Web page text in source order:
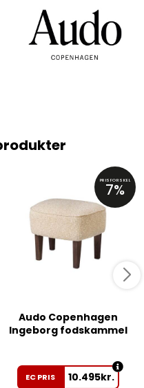
PRISFORSKEL
7%
Audo Copenhagen
Ingeborg fodskammel
EC PRIS 10.495kr.